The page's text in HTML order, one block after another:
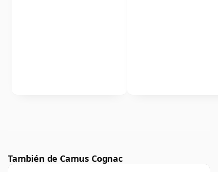
También de Camus Cognac